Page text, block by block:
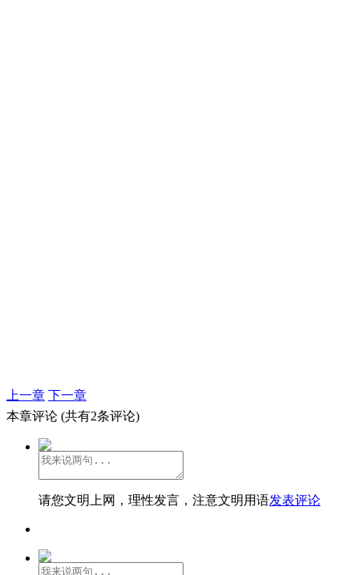
上一章 下一章
本章评论 (共有2条评论)
请您文明上网，理性发言，注意文明用语发表评论